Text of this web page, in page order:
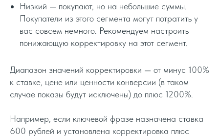
Низкий — покупают, но на небольшие суммы.
Покупатели из этого сегмента могут потратить у
вас совсем немного. Рекомендуем настроить
понижающую корректировку на этот сегмент.
Диапазон значений корректировки — от минус 100%
к ставке, цене или ценности конверсии (в таком
случае показы будут исключены) до плюс 1200%.
Например, если ключевой фразе назначена ставка
600 рублей и установлена корректировка плюс